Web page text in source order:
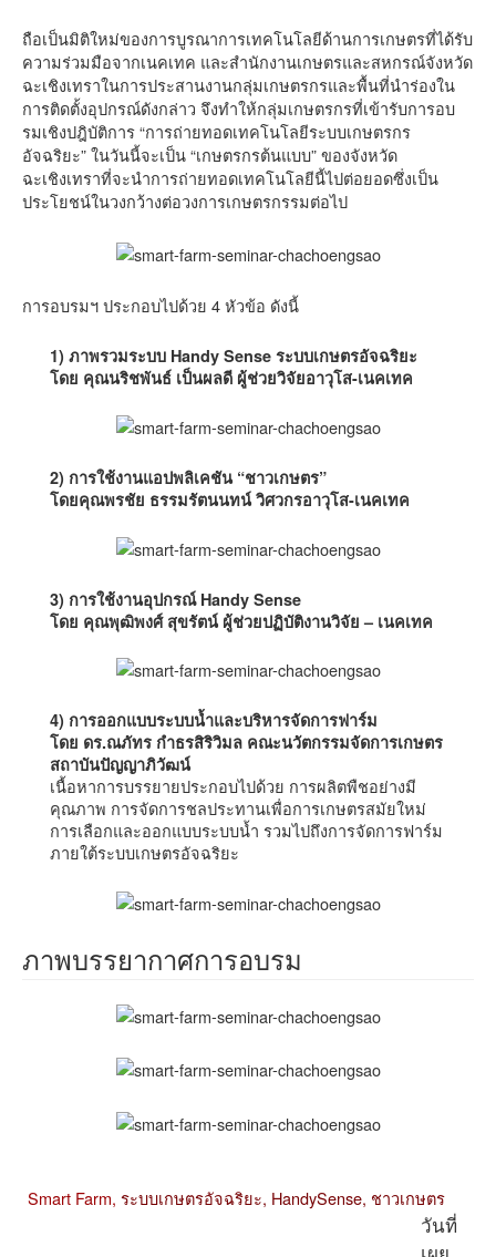
ถือเป็นมิติใหม่ของการบูรณาการเทคโนโลยีด้านการเกษตรที่ได้รับ
ความร่วมมือจากเนคเทค และสำนักงานเกษตรและสหกรณ์จังหวัด
ฉะเชิงเทราในการประสานงานกลุ่มเกษตรกรและพื้นที่นำร่องใน
การติดตั้งอุปกรณ์ดังกล่าว จึงทำให้กลุ่มเกษตรกรที่เข้ารับการอบ
รมเชิงปฎิบัติการ “การถ่ายทอดเทคโนโลยีระบบเกษตรกร
อัจฉริยะ” ในวันนี้จะเป็น “เกษตรกรต้นแบบ” ของจังหวัด
ฉะเชิงเทราที่จะนำการถ่ายทอดเทคโนโลยีนี้ไปต่อยอดซึ่งเป็น
ประโยชน์ในวงกว้างต่อวงการเกษตรกรรมต่อไป
การอบรมฯ ประกอบไปด้วย 4 หัวข้อ ดังนี้
1) ภาพรวมระบบ Handy Sense ระบบเกษตรอัจฉริยะ
โดย คุณนริชพันธ์ เป็นผลดี ผู้ช่วยวิจัยอาวุโส-เนคเทค
2) การใช้งานแอปพลิเคชัน “ชาวเกษตร”
โดยคุณพรชัย ธรรมรัตนนทน์ วิศวกรอาวุโส-เนคเทค
3) การใช้งานอุปกรณ์ Handy Sense
โดย คุณพุฒิพงศ์ สุขรัตน์ ผู้ช่วยปฏิบัติงานวิจัย – เนคเทค
4) การออกแบบระบบน้ำและบริหารจัดการฟาร์ม
โดย ดร.ณภัทร กำธรสิริวิมล คณะนวัตกรรมจัดการเกษตร
สถาบันปัญญาภิวัฒน์
เนื้อหาการบรรยายประกอบไปด้วย การผลิตพืชอย่างมี
คุณภาพ การจัดการชลประทานเพื่อการเกษตรสมัยใหม่
การเลือกและออกแบบระบบน้ำ รวมไปถึงการจัดการฟาร์ม
ภายใต้ระบบเกษตรอัจฉริยะ
ภาพบรรยากาศการอบรม
Smart Farm, ระบบเกษตรอัจฉริยะ, HandySense, ชาวเกษตร
วันที่